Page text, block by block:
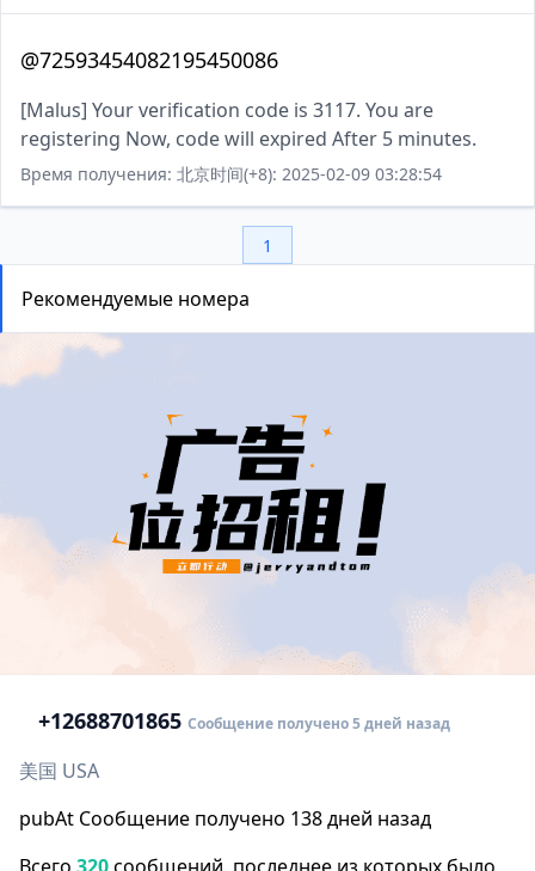
@72593454082195450086
[Malus] Your verification code is 3117. You are
registering Now, code will expired After 5 minutes.
Время получения: 北京时间(+8): 2025-02-09 03:28:54
1
Рекомендуемые номера
+12688701865 Сообщение получено 5 дней назад
美国 USA
pubAt Сообщение получено 138 дней назад